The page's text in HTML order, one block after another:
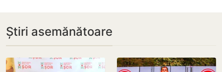
Știri asemănătoare